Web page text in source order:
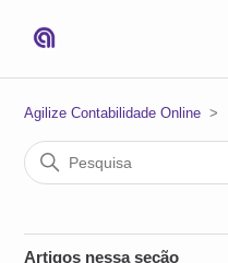
Agilize Contabilidade Online
Artigos nessa seção